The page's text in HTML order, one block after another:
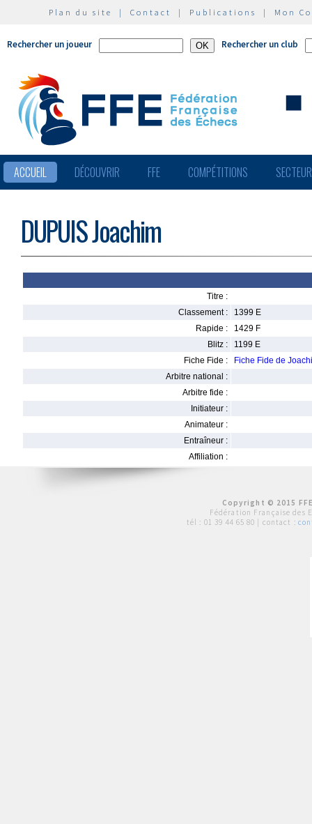
Plan du site | Contact | Publications | Mon
Rechercher un joueur Rechercher un club
ACCUEIL DÉCOUVRIR FFE COMPÉTITIONS
DUPUIS Joachim
Titre :
Classement :
1399 E
Rapide :
1429 F
Blitz :
1199 E
Fiche Fide :
Fiche Fide de
Arbitre national :
Arbitre fide :
Initiateur :
Animateur :
Entraîneur :
Affiliation :
Copyright © 2015
Fédération Française des
tél : 01 39 44 65 80 | contact :